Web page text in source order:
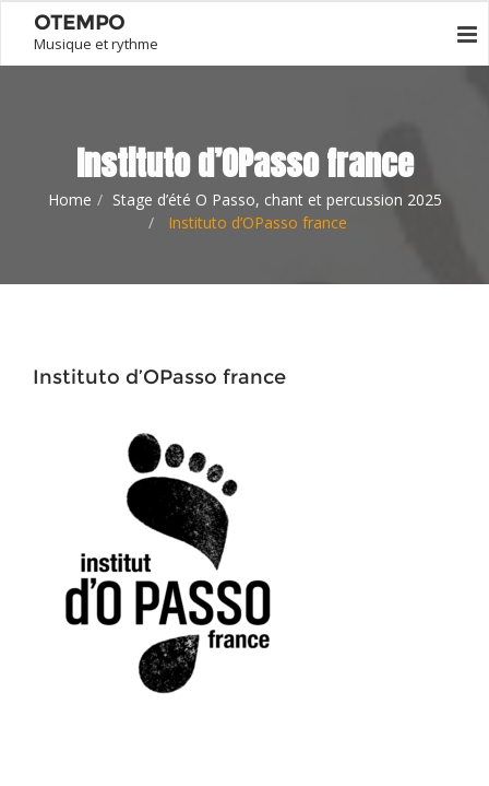
OTEMPO
Musique et rythme
Instituto d’OPasso france
Home
Stage d’été O Passo, chant et percussion 2025
Instituto d’OPasso france
Instituto d’OPasso france